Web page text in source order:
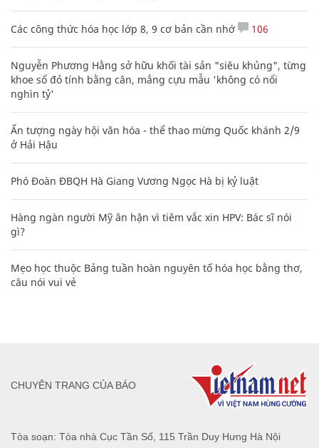
Các công thức hóa học lớp 8, 9 cơ bản cần nhớ 106
Nguyễn Phương Hằng sở hữu khối tài sản "siêu khủng", từng
khoe sổ đỏ tính bằng cân, mắng cựu mẫu 'không có nổi
nghìn tỷ'
Ấn tượng ngày hội văn hóa - thể thao mừng Quốc khánh 2/9
ở Hải Hậu
Phó Đoàn ĐBQH Hà Giang Vương Ngọc Hà bị kỷ luật
Hàng ngàn người Mỹ ân hận vì tiêm vắc xin HPV: Bác sĩ nói
gì?
Mẹo học thuộc Bảng tuần hoàn nguyên tố hóa học bằng thơ,
câu nói vui vẻ
Tòa soạn: Tòa nhà Cục Tần Số, 115 Trần Duy Hưng Hà Nội
CHUYÊN TRANG CỦA BÁO